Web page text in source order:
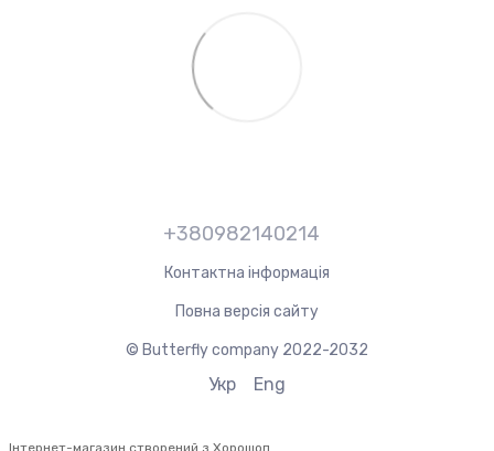
+380982140214
Контактна інформація
Повна версія сайту
© Butterfly company 2022-2032
Укр Eng
Інтернет-магазин створений з Хорошоп